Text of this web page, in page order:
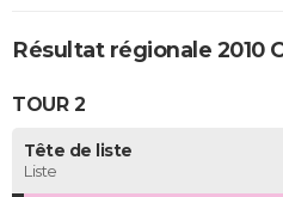
Résultat régionale 2010
TOUR 2
Tête de liste
Liste